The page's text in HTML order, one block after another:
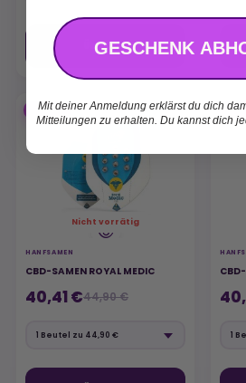
Übersicht
-10%
Nicht vorrätig
HANFSAMEN
CBD-SAMEN ROYAL MEDIC
40,41 €44,90 €
-
GESCHENK
Mit deiner Anmeldung erklärst du dich
Mitteilungen zu erhalten. Du kannst dich